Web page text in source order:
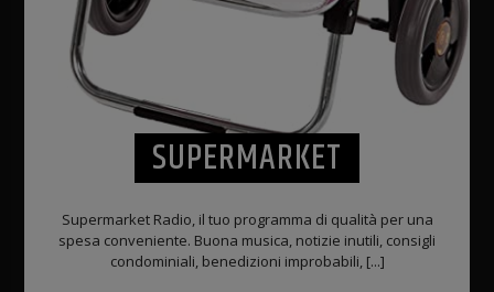
SUPERMARKET
Supermarket Radio, il tuo programma di qualità per una
spesa conveniente. Buona musica, notizie inutili, consigli
condominiali, benedizioni improbabili, [...]